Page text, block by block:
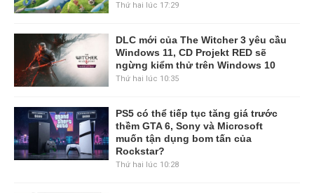
Thứ hai lúc 17:29
DLC mới của The Witcher 3 yêu cầu
Windows 11, CD Projekt RED sẽ
ngừng kiểm thử trên Windows 10
Thứ hai lúc 10:35
PS5 có thể tiếp tục tăng giá trước
thềm GTA 6, Sony và Microsoft
muốn tận dụng bom tấn của
Rockstar?
Thứ hai lúc 10:28